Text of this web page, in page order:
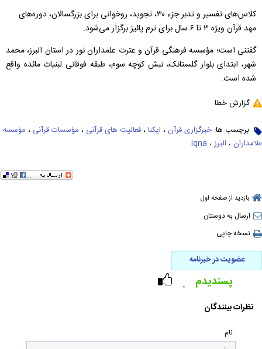
کلاس‌های تفسیر و تدبر جزء ۳۰، تجوید، روخوانی برای بزرگسالان، دوره‌های
مهد قرآن ویژه ۳ تا ۶ سال برای ترم پائیز برگزار می‌شود.
گفتنی است؛ مؤسسه فرهنگی قرآن و عترت علمداران نور در استان البرز، محمد
شهر، ابتدای بلوار گلستانک، نبش کوچه سوم، طبقه فوقانی لبنیات مائده واقع
شده است.
گزارش خطا
برچسب ها: خبرگزاری قرآن ، ایکنا ، فعالیت های قرآنی ، مؤسسات قرآنی ، مؤسسه
علامداران ، البرز ، iqna
بازدید از صفحه اول
ارسال به دوستان
نسخه چاپی
عضویت در خبرنامه
۰ پسندیدم
نظرات بینندگان
نام